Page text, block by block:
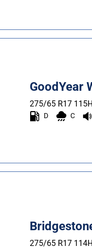
GoodYear
275/65 R17 115H
D C
275/65 R17 114H